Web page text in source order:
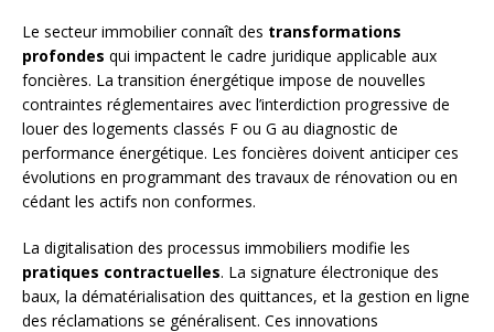
Le secteur immobilier connaît des transformations
profondes qui impactent le cadre juridique applicable aux
foncières. La transition énergétique impose de nouvelles
contraintes réglementaires avec l’interdiction progressive de
louer des logements classés F ou G au diagnostic de
performance énergétique. Les foncières doivent anticiper ces
évolutions en programmant des travaux de rénovation ou en
cédant les actifs non conformes.
La digitalisation des processus immobiliers modifie les
pratiques contractuelles. La signature électronique des
baux, la dématérialisation des quittances, et la gestion en ligne
des réclamations se généralisent. Ces innovations